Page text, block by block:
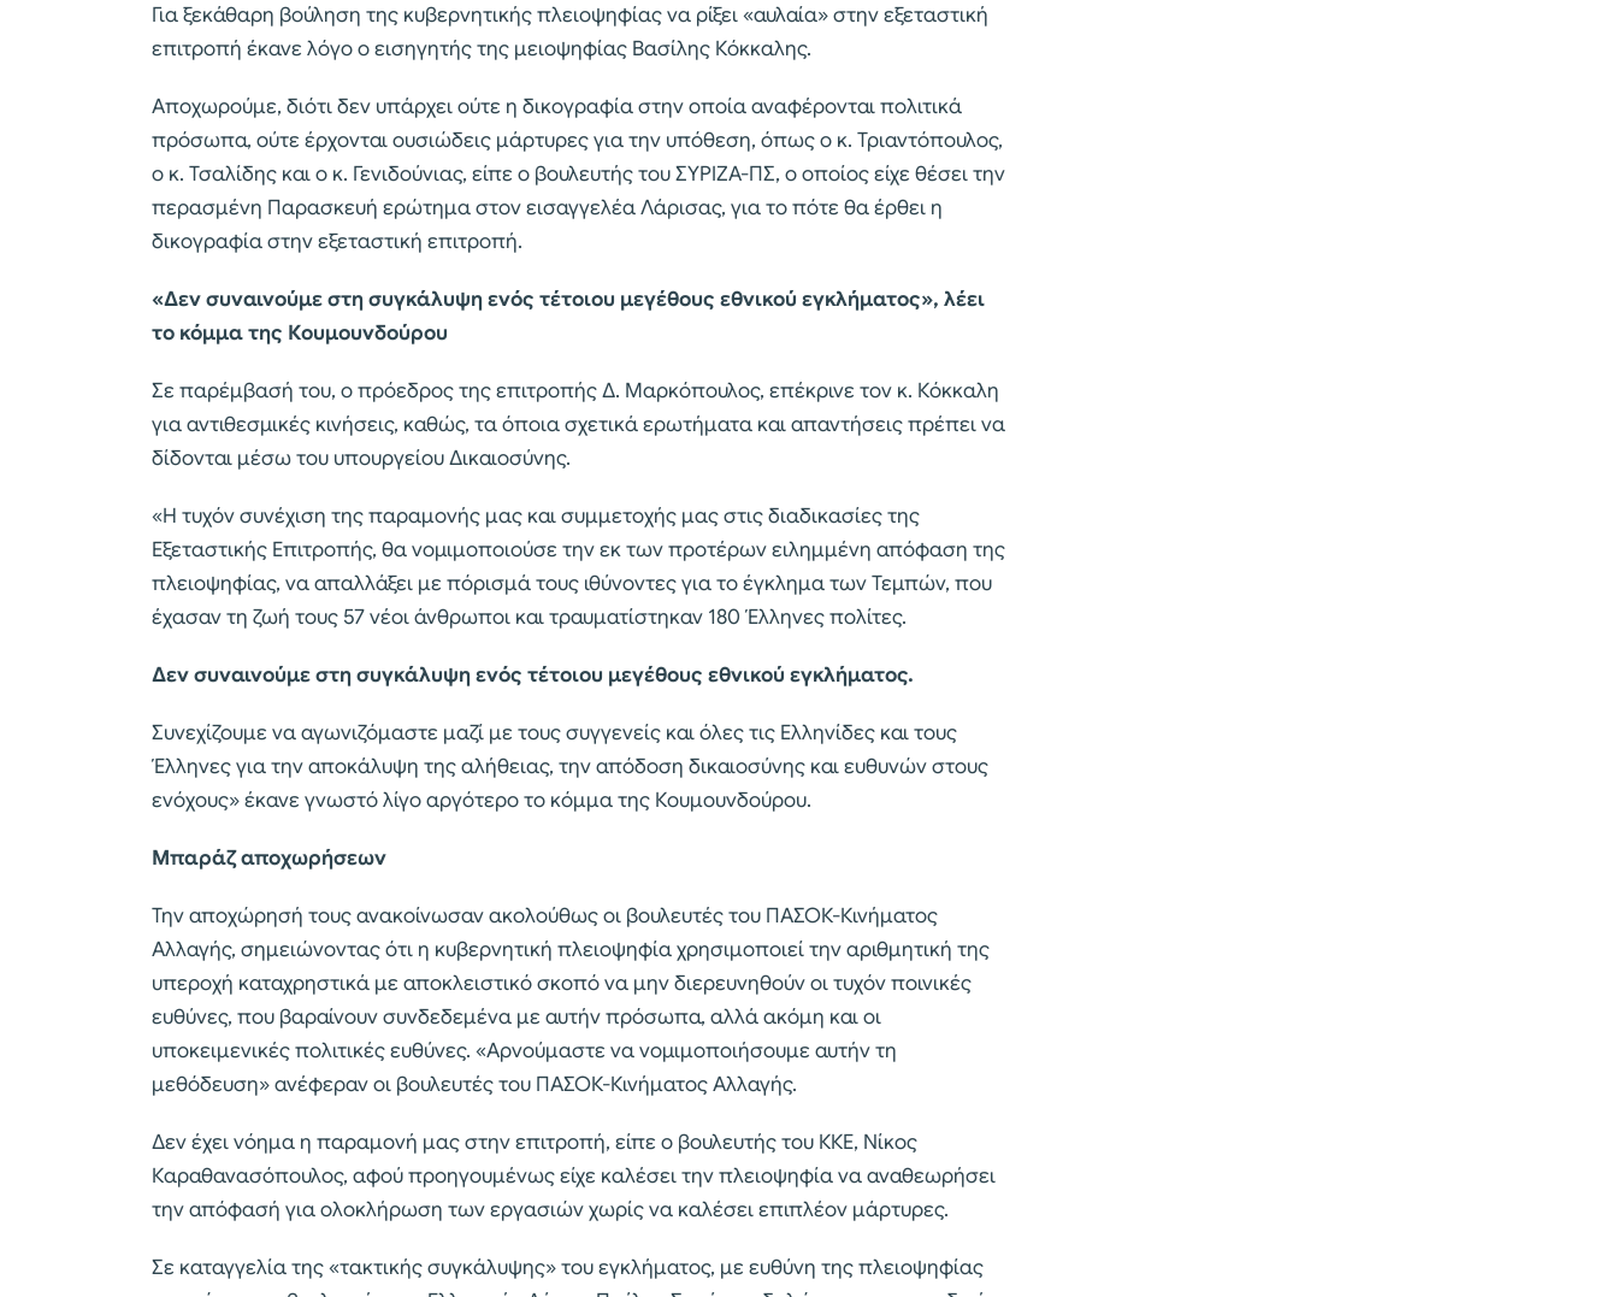
Για ξεκάθαρη βούληση της κυβερνητικής πλειοψηφίας να ρίξει «αυλαία» στην εξεταστική
επιτροπή έκανε λόγο ο εισηγητής της μειοψηφίας Βασίλης Κόκκαλης.
Αποχωρούμε, διότι δεν υπάρχει ούτε η δικογραφία στην οποία αναφέρονται πολιτικά
πρόσωπα, ούτε έρχονται ουσιώδεις μάρτυρες για την υπόθεση, όπως ο κ. Τριαντόπουλος,
ο κ. Τσαλίδης και ο κ. Γενιδούνιας, είπε ο βουλευτής του ΣΥΡΙΖΑ-ΠΣ, ο οποίος είχε θέσει την
περασμένη Παρασκευή ερώτημα στον εισαγγελέα Λάρισας, για το πότε θα έρθει η
δικογραφία στην εξεταστική επιτροπή.
«Δεν συναινούμε στη συγκάλυψη ενός τέτοιου μεγέθους εθνικού εγκλήματος», λέει
το κόμμα της Κουμουνδούρου
Σε παρέμβασή του, ο πρόεδρος της επιτροπής Δ. Μαρκόπουλος, επέκρινε τον κ. Κόκκαλη
για αντιθεσμικές κινήσεις, καθώς, τα όποια σχετικά ερωτήματα και απαντήσεις πρέπει να
δίδονται μέσω του υπουργείου Δικαιοσύνης.
«Η τυχόν συνέχιση της παραμονής μας και συμμετοχής μας στις διαδικασίες της
Εξεταστικής Επιτροπής, θα νομιμοποιούσε την εκ των προτέρων ειλημμένη απόφαση της
πλειοψηφίας, να απαλλάξει με πόρισμά τους ιθύνοντες για το έγκλημα των Τεμπών, που
έχασαν τη ζωή τους 57 νέοι άνθρωποι και τραυματίστηκαν 180 Έλληνες πολίτες.
Δεν συναινούμε στη συγκάλυψη ενός τέτοιου μεγέθους εθνικού εγκλήματος.
Συνεχίζουμε να αγωνιζόμαστε μαζί με τους συγγενείς και όλες τις Ελληνίδες και τους
Έλληνες για την αποκάλυψη της αλήθειας, την απόδοση δικαιοσύνης και ευθυνών στους
ενόχους» έκανε γνωστό λίγο αργότερο το κόμμα της Κουμουνδούρου.
Μπαράζ αποχωρήσεων
Την αποχώρησή τους ανακοίνωσαν ακολούθως οι βουλευτές του ΠΑΣΟΚ-Κινήματος
Αλλαγής, σημειώνοντας ότι η κυβερνητική πλειοψηφία χρησιμοποιεί την αριθμητική της
υπεροχή καταχρηστικά με αποκλειστικό σκοπό να μην διερευνηθούν οι τυχόν ποινικές
ευθύνες, που βαραίνουν συνδεδεμένα με αυτήν πρόσωπα, αλλά ακόμη και οι
υποκειμενικές πολιτικές ευθύνες. «Αρνούμαστε να νομιμοποιήσουμε αυτήν τη
μεθόδευση» ανέφεραν οι βουλευτές του ΠΑΣΟΚ-Κινήματος Αλλαγής.
Δεν έχει νόημα η παραμονή μας στην επιτροπή, είπε ο βουλευτής του ΚΚΕ, Νίκος
Καραθανασόπουλος, αφού προηγουμένως είχε καλέσει την πλειοψηφία να αναθεωρήσει
την απόφασή για ολοκλήρωση των εργασιών χωρίς να καλέσει επιπλέον μάρτυρες.
Σε καταγγελία της «τακτικής συγκάλυψης» του εγκλήματος, με ευθύνη της πλειοψηφίας